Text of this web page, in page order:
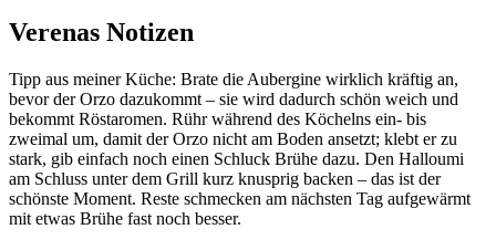
Verenas Notizen
Tipp aus meiner Küche: Brate die Aubergine wirklich kräftig an,
bevor der Orzo dazukommt – sie wird dadurch schön weich und
bekommt Röstaromen. Rühr während des Köchelns ein- bis
zweimal um, damit der Orzo nicht am Boden ansetzt; klebt er zu
stark, gib einfach noch einen Schluck Brühe dazu. Den Halloumi
am Schluss unter dem Grill kurz knusprig backen – das ist der
schönste Moment. Reste schmecken am nächsten Tag aufgewärmt
mit etwas Brühe fast noch besser.